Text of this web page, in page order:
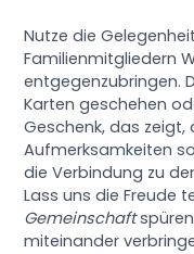
Nutze die
Familienmitgliedern
entgegenzubringen.
Karten geschehen
Geschenk, das zeigt,
Aufmerksamkeiten
die Verbindung zu
Lass uns die Freude
Gemeinschaft
miteinander